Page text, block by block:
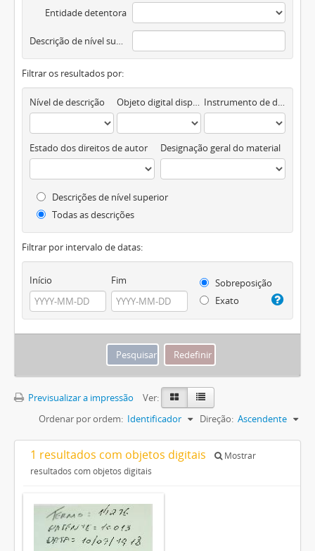
Entidade detentora
Descrição de nível superior
Filtrar os resultados por:
Nível de descrição Objeto digital disponível Instrumento de descrição documental
Estado dos direitos de autor Designação geral do material
Descrições de nível superior
Todas as descrições
Filtrar por intervalo de datas:
Início Fim
Sobreposição
Exato
Previsualizar a impressão
Ver:
Ordenar por ordem: Identificador Direção: Ascendente
1 resultados com objetos digitais
Mostrar
resultados com objetos digitais